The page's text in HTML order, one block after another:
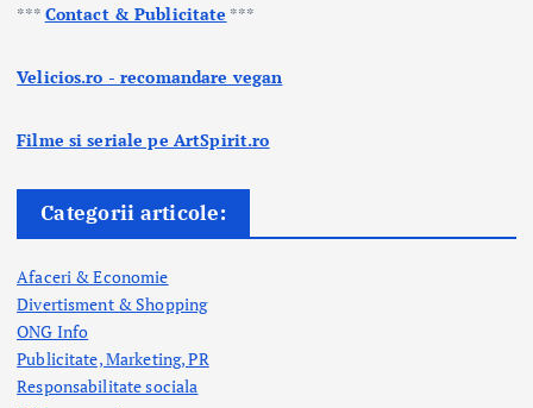
*** Contact & Publicitate ***
Velicios.ro - recomandare vegan
Filme si seriale pe ArtSpirit.ro
Categorii articole:
Afaceri & Economie
Divertisment & Shopping
ONG Info
Publicitate, Marketing, PR
Responsabilitate sociala